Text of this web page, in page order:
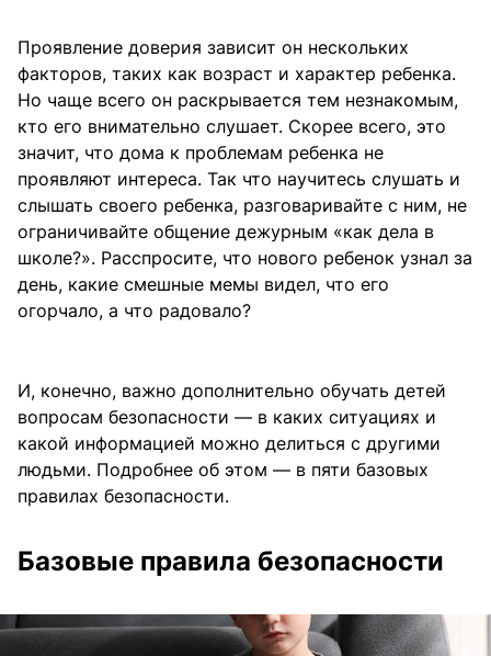
Проявление доверия зависит он нескольких
факторов, таких как возраст и характер ребенка.
Но чаще всего он раскрывается тем незнакомым,
кто его внимательно слушает. Скорее всего, это
значит, что дома к проблемам ребенка не
проявляют интереса. Так что научитесь слушать и
слышать своего ребенка, разговаривайте с ним, не
ограничивайте общение дежурным «как дела в
школе?». Расспросите, что нового ребенок узнал за
день, какие смешные мемы видел, что его
огорчало, а что радовало?
И, конечно, важно дополнительно обучать детей
вопросам безопасности — в каких ситуациях и
какой информацией можно делиться с другими
людьми. Подробнее об этом — в пяти базовых
правилах безопасности.
Базовые правила безопасности